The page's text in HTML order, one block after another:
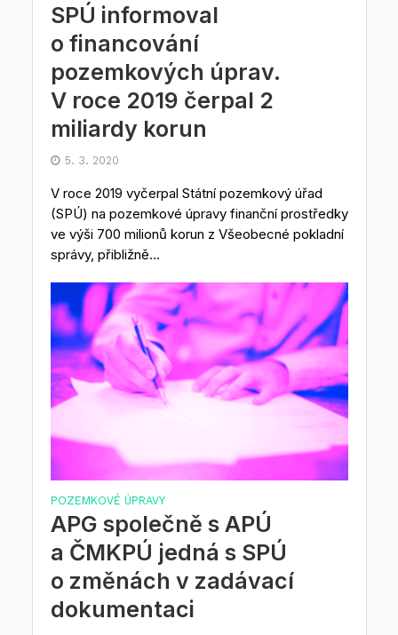
SPÚ informoval
o financování
pozemkových úprav.
V roce 2019 čerpal 2
miliardy korun
5. 3. 2020
V roce 2019 vyčerpal Státní pozemkový úřad
(SPÚ) na pozemkové úpravy finanční prostředky
ve výši 700 milionů korun z Všeobecné pokladní
správy, přibližně...
POZEMKOVÉ ÚPRAVY
APG společně s APÚ
a ČMKPÚ jedná s SPÚ
o změnách v zadávací
dokumentaci